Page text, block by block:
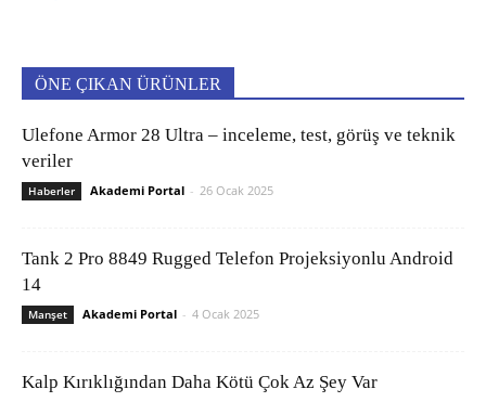
ÖNE ÇIKAN ÜRÜNLER
Ulefone Armor 28 Ultra – inceleme, test, görüş ve teknik
veriler
Haberler Akademi Portal - 26 Ocak 2025
Tank 2 Pro 8849 Rugged Telefon Projeksiyonlu Android
14
Manşet Akademi Portal - 4 Ocak 2025
Kalp Kırıklığından Daha Kötü Çok Az Şey Var